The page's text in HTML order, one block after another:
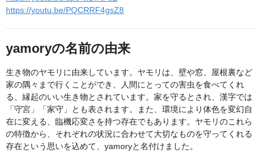
https://youtu.be/PQCRRF4gsZ8
yamoryの名前の由来
生き物のヤモリに由来しています。ヤモリは、壁や窓、屋根裏など
家の隅々まで行くことができ、人間にとっての害虫を食べてくれ
る、縁起のいい生き物とされています。家を守るとされ、漢字では
「守宮」「家守」とも表されます。また、環境により体色を変幻自
在に変える、臨機応変さを持つ存在でもあります。ヤモリのこれら
の特徴から、それぞれの状況に合わせて大切なものを守ってくれる
存在という思いを込めて、yamoryと名付けました。